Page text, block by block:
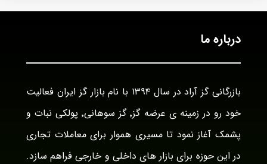
درباره ما
بازرگانی گز آراد در سال ۱۳۹۴ با نام بازار گز ایران فعالیت
خود رو در زمینه ی عرضه گز٬ گز سوهانی٬ پولکی نبات و
پشمک آغاز نمود تا مسیری هموار برای معاملات تجاری
در این حوزه برای بازار های داخلی و خارجی فراهم سازد.